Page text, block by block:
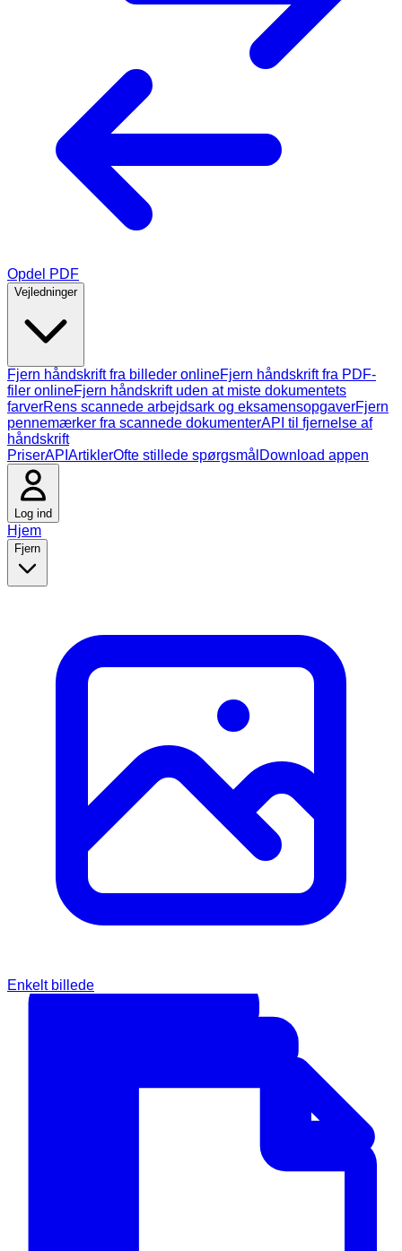
Opdel PDF
Vejledninger
Fjern håndskrift fra billeder onlineFjern håndskrift fra PDF-
filer onlineFjern håndskrift uden at miste dokumentets
farverRens scannede arbejdsark og eksamensopgaverFjern
pennemærker fra scannede dokumenterAPI til fjernelse af
håndskrift
PriserAPI ArtiklerOfte stillede spørgsmål Download appen
Log ind
Hjem
Fjern
Enkelt billede